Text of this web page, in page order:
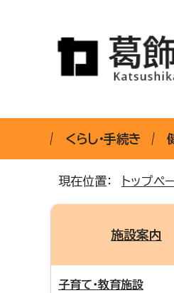
くらし・手続き
現在位置： トップペ
施設案内
子育て・教育施設